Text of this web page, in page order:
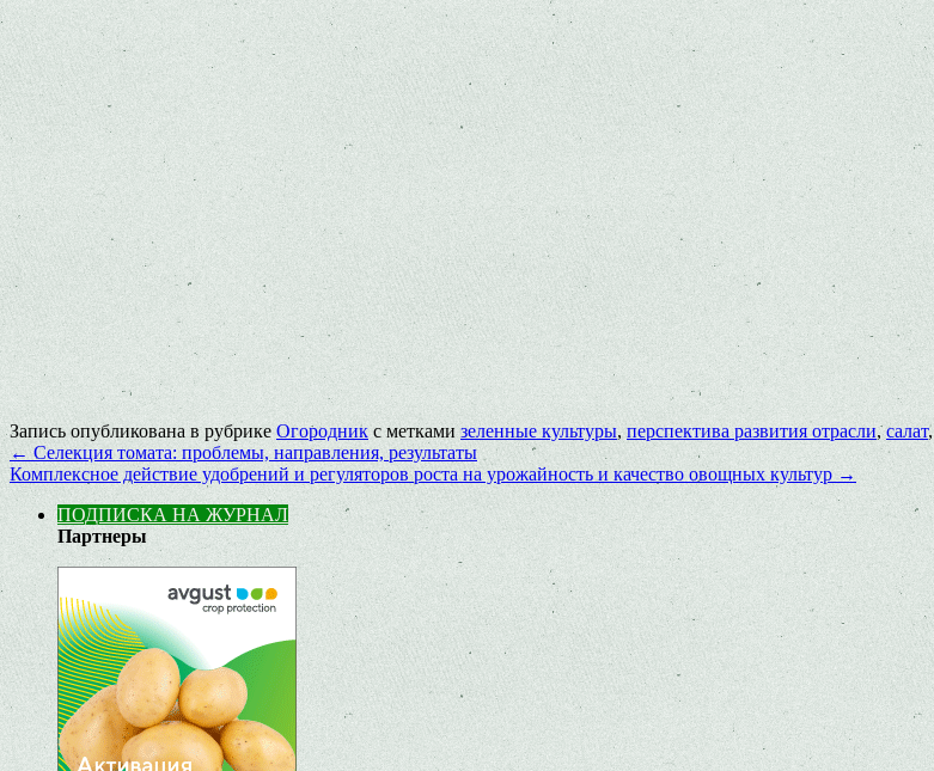
Запись опубликована в рубрикеОгородникс меткамизеленные культуры,перспектива развития отрасли,салат,
←Селекция томата: проблемы, направления, результаты
Комплексное действие удобрений и регуляторов роста на урожайность и качество овощных культур →
ПОДПИСКА НА ЖУРНАЛ
Партнеры